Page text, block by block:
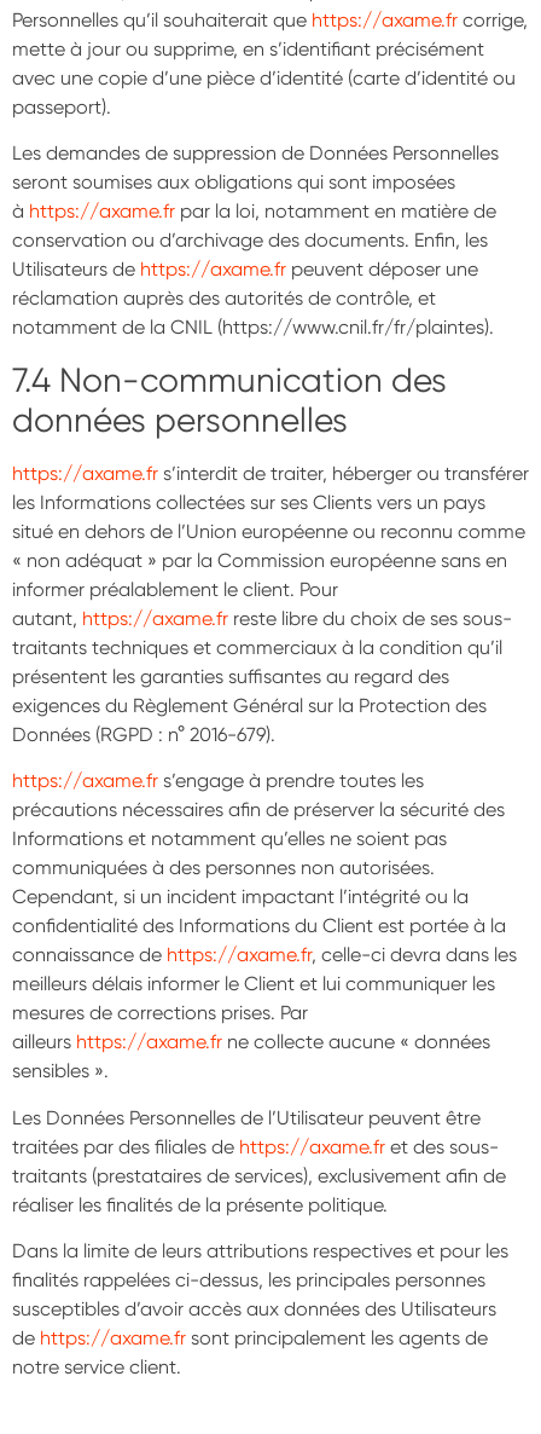
Personnelles qu’il souhaiterait que https://axame.fr corrige,
mette à jour ou supprime, en s’identifiant précisément
avec une copie d’une pièce d’identité (carte d’identité ou
passeport).
Les demandes de suppression de Données Personnelles
seront soumises aux obligations qui sont imposées
à https://axame.fr par la loi, notamment en matière de
conservation ou d’archivage des documents. Enfin, les
Utilisateurs de https://axame.fr peuvent déposer une
réclamation auprès des autorités de contrôle, et
notamment de la CNIL (https://www.cnil.fr/fr/plaintes).
7.4 Non-communication des
données personnelles
https://axame.fr s’interdit de traiter, héberger ou transférer
les Informations collectées sur ses Clients vers un pays
situé en dehors de l’Union européenne ou reconnu comme
« non adéquat » par la Commission européenne sans en
informer préalablement le client. Pour
autant, https://axame.fr reste libre du choix de ses sous-
traitants techniques et commerciaux à la condition qu’il
présentent les garanties suffisantes au regard des
exigences du Règlement Général sur la Protection des
Données (RGPD : n° 2016-679).
https://axame.fr s’engage à prendre toutes les
précautions nécessaires afin de préserver la sécurité des
Informations et notamment qu’elles ne soient pas
communiquées à des personnes non autorisées.
Cependant, si un incident impactant l’intégrité ou la
confidentialité des Informations du Client est portée à la
connaissance de https://axame.fr, celle-ci devra dans les
meilleurs délais informer le Client et lui communiquer les
mesures de corrections prises. Par
ailleurs https://axame.fr ne collecte aucune « données
sensibles ».
Les Données Personnelles de l’Utilisateur peuvent être
traitées par des filiales de https://axame.fr et des sous-
traitants (prestataires de services), exclusivement afin de
réaliser les finalités de la présente politique.
Dans la limite de leurs attributions respectives et pour les
finalités rappelées ci-dessus, les principales personnes
susceptibles d’avoir accès aux données des Utilisateurs
de https://axame.fr sont principalement les agents de
notre service client.